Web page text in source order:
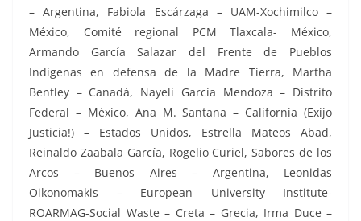
– Argentina, Fabiola Escárzaga – UAM-Xochimilco –
México, Comité regional PCM Tlaxcala- México,
Armando García Salazar del Frente de Pueblos
Indígenas en defensa de la Madre Tierra, Martha
Bentley – Canadá, Nayeli García Mendoza – Distrito
Federal – México, Ana M. Santana – California (Exijo
Justicia!) – Estados Unidos, Estrella Mateos Abad,
Reinaldo Zaabala García, Rogelio Curiel, Sabores de los
Arcos – Buenos Aires – Argentina, Leonidas
Oikonomakis – European University Institute-
ROARMAG-Social Waste – Creta – Grecia, Irma Duce –